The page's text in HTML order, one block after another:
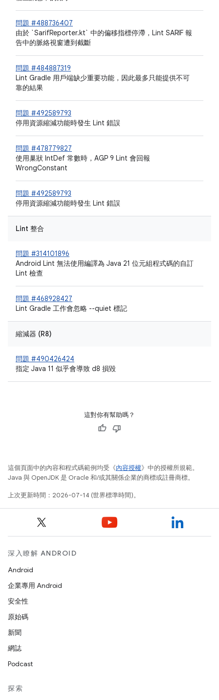
問題 #488736407
由於 `SarifReporter.kt` 中的偏移指標停滯，Lint SARIF 報
告中的脈絡視窗遭到截斷
問題 #484887319
Lint Gradle 用戶端缺少重要功能，因此最多只能提供不可
靠的結果
問題 #492589793
停用資源縮減功能時發生 Lint 錯誤
問題 #478779827
使用巢狀 IntDef 常數時，AGP 9 Lint 會回報
WrongConstant
問題 #492589793
停用資源縮減功能時發生 Lint 錯誤
Lint 整合
問題 #314101896
Android Lint 無法使用編譯為 Java 21 位元組程式碼的自訂
Lint 檢查
問題 #468928427
Lint Gradle 工作會忽略 --quiet 標記
縮減器 (R8)
問題 #490426424
指定 Java 11 似乎會導致 d8 損毀
這對你有幫助嗎？
這個頁面中的內容和程式碼範例均受《內容授權》中的授權所規範。
Java 與 OpenJDK 是 Oracle 和/或其關係企業的商標或註冊商標。
上次更新時間：2026-07-14 (世界標準時間)。
深入瞭解 ANDROID
Android
企業專用 Android
安全性
原始碼
新聞
網誌
Podcast
探索